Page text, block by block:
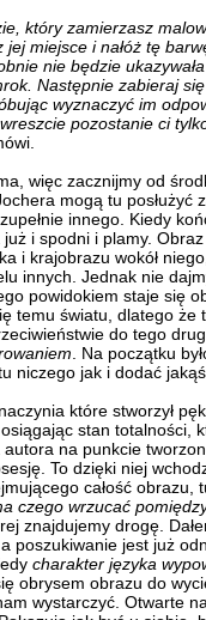
który zamierzasz
jej miejsce i nałóż tę
nie będzie
Następnie zabieraj
wyznaczyć im
pozostanie ci
więc zacznijmy od
mogą tu posłużyć
innego. Kiedy
już i spodni i plamy.
i krajobrazu wokół
innych. Jednak nie
powidokiem staje się
temu światu, dlatego że
do tego
. Na początku
niczego jak i dodać
które stworzył
stan totalności,
na punkcie
To dzięki niej
całość obrazu,
czego wrzucać
znajdujemy drogę.
poszukiwanie jest już
charakter języka
obrysem obrazu do
wystarczyć. Otwarte